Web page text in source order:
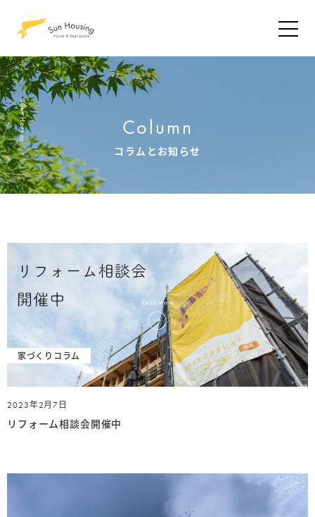
Column
コラムとお知らせ
©Sun Housing
お知らせ
家づくりコラム
2023年2月7日
リフォーム相談会開催中